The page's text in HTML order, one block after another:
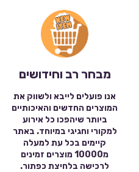
מבחר רב וחידושים
אנו פועלים לייבא ולשווק את
המוצרים החדשים והאיכותיים
ביותר שיהפכו כל אירוע
למקורי וחגיגי במיוחד. באתר
קיימים בכל עת למעלה
מ10000 מוצרים זמינים
לרכישה בלחיצת כפתור.